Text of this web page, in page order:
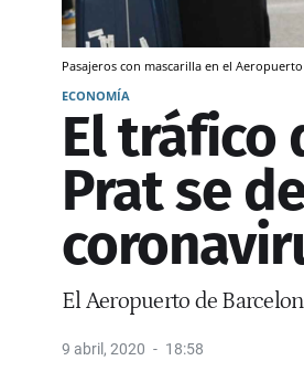
Pasajeros con mascarilla en el
ECONOMÍA
El tráfico
Prat se
El Aeropuerto de
9 abril, 2020 18:58